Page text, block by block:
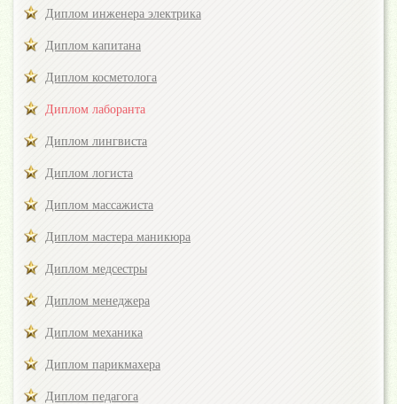
Диплом инженера электрика
Диплом капитана
Диплом косметолога
Диплом лаборанта
Диплом лингвиста
Диплом логиста
Диплом массажиста
Диплом мастера маникюра
Диплом медсестры
Диплом менеджера
Диплом механика
Диплом парикмахера
Диплом педагога